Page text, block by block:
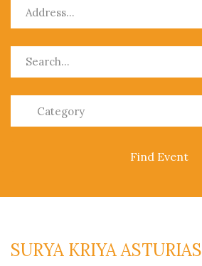
SURYA KRIYA ASTURIAS